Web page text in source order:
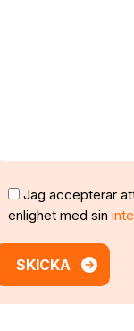
Jag accepterar
enlighet med sin